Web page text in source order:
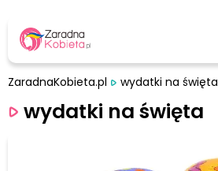
ZaradnaKobieta.pl wydatki na święta
wydatki na święta